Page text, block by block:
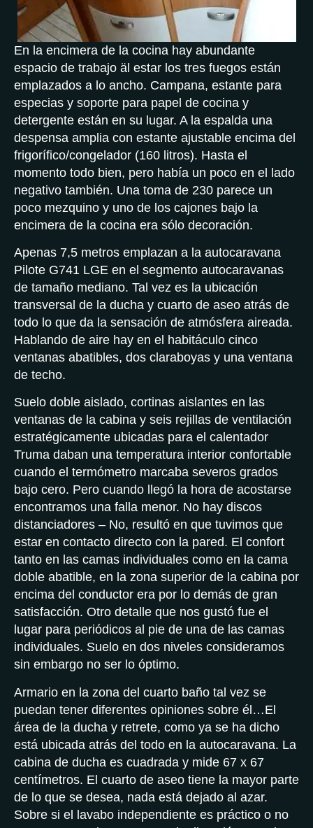
En la encimera de la cocina hay abundante
espacio de trabajo äl estar los tres fuegos están
emplazados a lo ancho. Campana, estante para
especias y soporte para papel de cocina y
detergente están en su lugar. A la espalda una
despensa amplia con estante ajustable encima del
frigorífico/congelador (160 litros). Hasta el
momento todo bien, pero había un poco en el lado
negativo también. Una toma de 230 parece un
poco mezquino y uno de los cajones bajo la
encimera de la cocina era sólo decoración.
Apenas 7,5 metros emplazan a la autocaravana
Pilote G741 LGE en el segmento autocaravanas
de tamaño mediano. Tal vez es la ubicación
transversal de la ducha y cuarto de aseo atrás de
todo lo que da la sensación de atmósfera aireada.
Hablando de aire hay en el habitáculo cinco
ventanas abatibles, dos claraboyas y una ventana
de techo.
Suelo doble aislado, cortinas aislantes en las
ventanas de la cabina y seis rejillas de ventilación
estratégicamente ubicadas para el calentador
Truma daban una temperatura interior confortable
cuando el termómetro marcaba severos grados
bajo cero. Pero cuando llegó la hora de acostarse
encontramos una falla menor. No hay discos
distanciadores – No, resultó en que tuvimos que
estar en contacto directo con la pared. El confort
tanto en las camas individuales como en la cama
doble abatible, en la zona superior de la cabina por
encima del conductor era por lo demás de gran
satisfacción. Otro detalle que nos gustó fue el
lugar para periódicos al pie de una de las camas
individuales. Suelo en dos niveles consideramos
sin embargo no ser lo óptimo.
Armario en la zona del cuarto baño tal vez se
puedan tener diferentes opiniones sobre él…El
área de la ducha y retrete, como ya se ha dicho
está ubicada atrás del todo en la autocaravana. La
cabina de ducha es cuadrada y mide 67 x 67
centímetros. El cuarto de aseo tiene la mayor parte
de lo que se desea, nada está dejado al azar.
Sobre si el lavabo independiente es práctico o no